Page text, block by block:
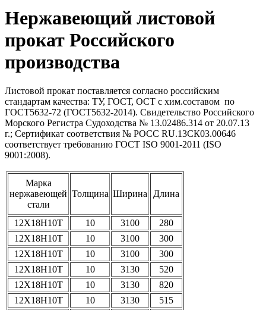
Нержавеющий листовой
прокат Российского
производства
Листовой прокат поставляется согласно российским
стандартам качества: ТУ, ГОСТ, ОСТ с хим.составом по
ГОСТ5632-72 (ГОСТ5632-2014). Свидетельство Российского
Морского Регистра Судоходства № 13.02486.314 от 20.07.13
г.; Сертификат соответствия № РОСС RU.13СК03.00646
соответствует требованию ГОСТ ISO 9001-2011 (ISO
9001:2008).
Марка
нержавеющей
стали
Толщина Ширина Длина
12Х18Н10Т 10 3100
280
12Х18Н10Т
10 3100
300
12Х18Н10Т
10 3100
300
12Х18Н10Т
10 3130
520
12Х18Н10Т
10 3130
820
12Х18Н10Т
10 3130
515